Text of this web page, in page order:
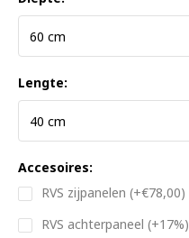
Lengte:
Accesoires:
RVS zijpanelen (+€78,00)
RVS achterpaneel (+17%)